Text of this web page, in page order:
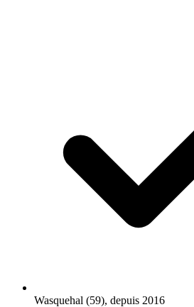
Wasquehal (59), depuis 2016